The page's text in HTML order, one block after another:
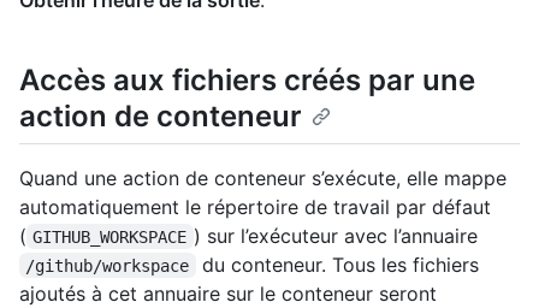
Accès aux fichiers créés par une
action de conteneur
Quand une action de conteneur s’exécute, elle mappe
automatiquement le répertoire de travail par défaut
( GITHUB_WORKSPACE ) sur l’exécuteur avec l’annuaire
/github/workspace
du conteneur. Tous les fichiers
ajoutés à cet annuaire sur le conteneur seront